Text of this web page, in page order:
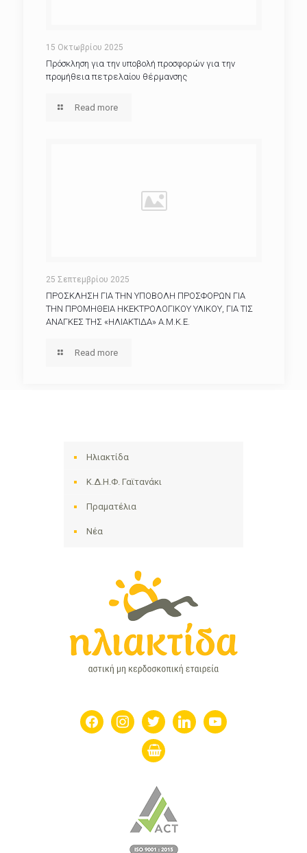
15 Οκτωβρίου 2025
Πρόσκληση για την υποβολή προσφορών για την
προμήθεια πετρελαίου θέρμανσης
Read more
25 Σεπτεμβρίου 2025
ΠΡΟΣΚΛΗΣΗ ΓΙΑ ΤΗΝ ΥΠΟΒΟΛΗ ΠΡΟΣΦΟΡΩΝ ΓΙΑ
ΤΗΝ ΠΡΟΜΗΘΕΙΑ ΗΚΕΚΤΡΟΛΟΓΙΚΟΥ ΥΛΙΚΟΥ, ΓΙΑ ΤΙΣ
ΑΝΑΓΚΕΣ ΤΗΣ «ΗΛΙΑΚΤΙΔΑ» Α.Μ.Κ.Ε.
Read more
Ηλιακτίδα
Κ.Δ.Η.Φ. Γαϊτανάκι
Πραματέλια
Νέα
facebookinstagramtwitter linkedin youtube
shopping-
basket